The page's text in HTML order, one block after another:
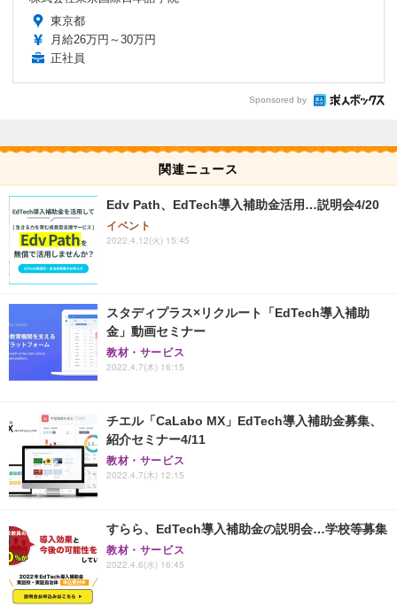
東京都
月給26万円～30万円
正社員
Sponsored by
関連ニュース
Edv Path、EdTech導入補助金活用…説明会4/20
イベント
2022.4.12(火) 15:45
スタディプラス×リクルート「EdTech導入補助
金」動画セミナー
教材・サービス
2022.4.7(木) 16:15
チエル「CaLabo MX」EdTech導入補助金募集、
紹介セミナー4/11
教材・サービス
2022.4.7(木) 12:15
すらら、EdTech導入補助金の説明会…学校等募集
教材・サービス
2022.4.6(水) 16:45